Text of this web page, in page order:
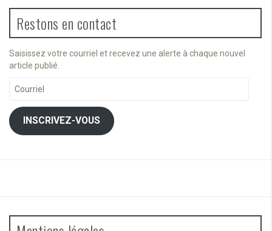
Restons en contact
Saisissez votre courriel et recevez une alerte à chaque nouvel
article publié.
INSCRIVEZ-VOUS